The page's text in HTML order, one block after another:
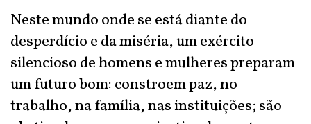
Neste mundo onde se está diante do
desperdício e da miséria, um exército
silencioso de homens e mulheres preparam
um futuro bom: constroem paz, no
trabalho, na família, nas instituições; são